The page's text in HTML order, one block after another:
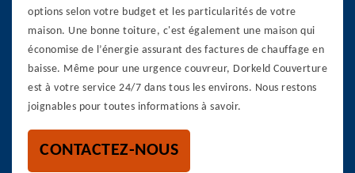
options selon votre budget et les particularités de votre
maison. Une bonne toiture, c'est également une maison qui
économise de l’énergie assurant des factures de chauffage en
baisse. Même pour une urgence couvreur, Dorkeld Couverture
est à votre service 24/7 dans tous les environs. Nous restons
joignables pour toutes informations à savoir.
CONTACTEZ-NOUS